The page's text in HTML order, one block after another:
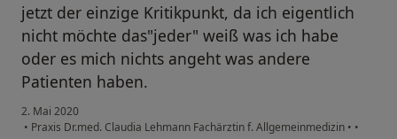
jetzt der einzige Kritikpunkt, da ich eigentlich
nicht möchte das"jeder" weiß was ich habe
oder es mich nichts angeht was andere
Patienten haben.
2. Mai 2020
• Praxis Dr.med. Claudia Lehmann Fachärztin f. Allgemeinmedizin • •